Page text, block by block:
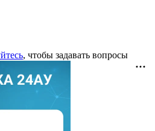
, чтобы задавать вопросы